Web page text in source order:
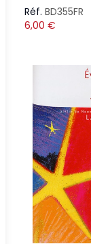
Réf. BD355FR
6,00 €